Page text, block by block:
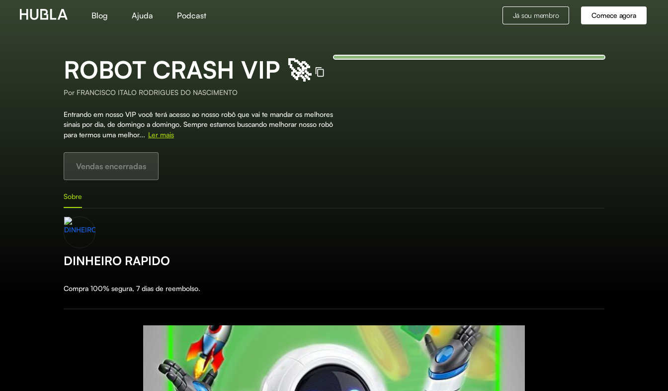
Blog Ajuda Podcast Já sou membro Comece agora
ROBOT CRASH VIP 🚀
Por FRANCISCO ITALO RODRIGUES DO NASCIMENTO
Entrando em nosso VIP você terá acesso ao nosso robô que vai te mandar os melhores
sinais por dia, de domingo a domingo. Sempre estamos buscando melhorar nosso robô
para termos uma melhor... Ler mais
Vendas encerradas
Sobre
DINHEIRO RAPIDO
Compra 100% segura, 7 dias de reembolso.